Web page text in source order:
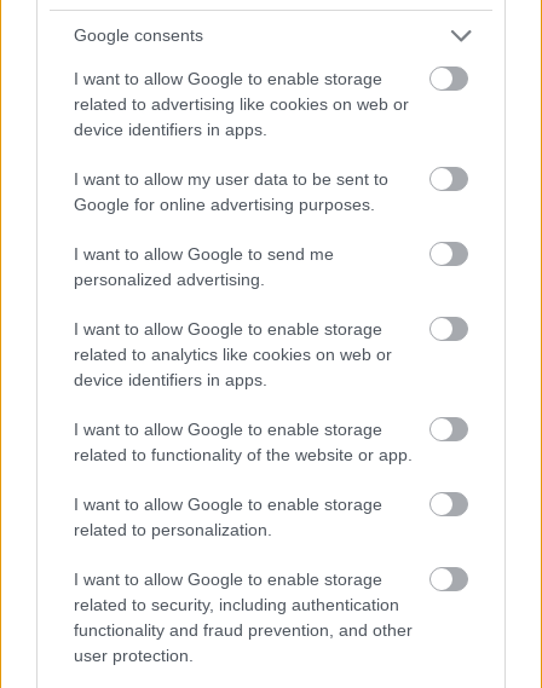
Google consents
I want to allow Google to enable storage
related to advertising like cookies on web or
device identifiers in apps.
I want to allow my user data to be sent to
Google for online advertising purposes.
I want to allow Google to send me
personalized advertising.
I want to allow Google to enable storage
related to analytics like cookies on web or
device identifiers in apps.
I want to allow Google to enable storage
related to functionality of the website or app.
I want to allow Google to enable storage
related to personalization.
I want to allow Google to enable storage
related to security, including authentication
functionality and fraud prevention, and other
user protection.
Η εορτή της Μεταμόρφωσης στον Ψαθόπυργο ΦΩΤΟ